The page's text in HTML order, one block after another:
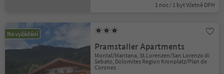
1 noc / 1 byt Včetně DPH
Na vyžádání
Pramstaller Apartments
Montal/Mantana, St.Lorenzen/San Lorenzo di
Sebato, Dolomites Region Kronplatz/Plan de
Corones